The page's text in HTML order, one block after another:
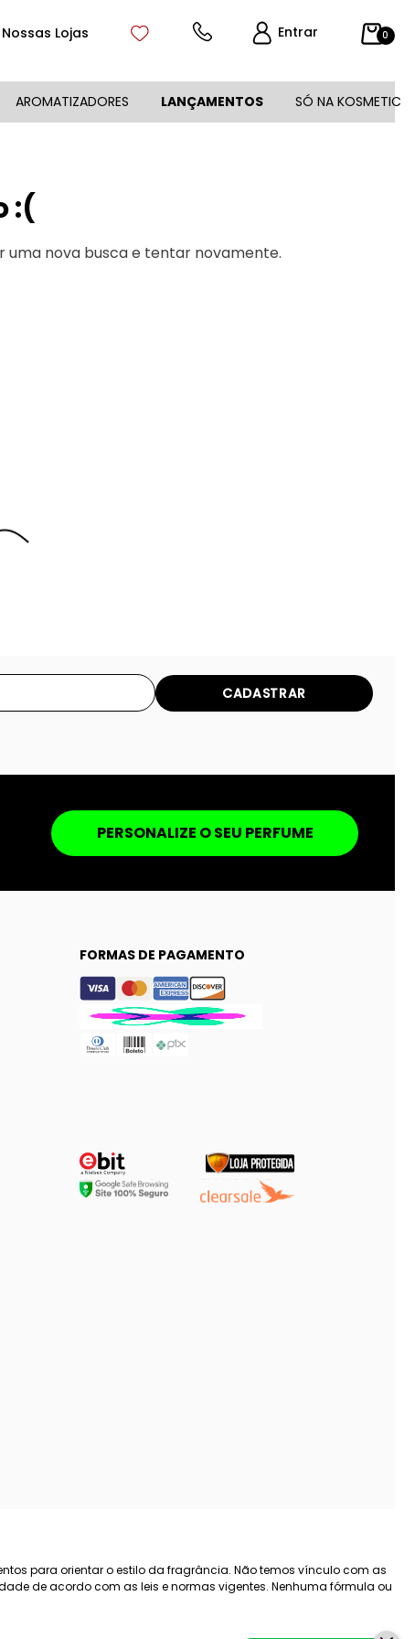
Nossas Lojas Entrar 0
AROMATIZADORES LANÇAMENTOS SÓ NA KOSMETIC
:(
uma nova busca e tentar novamente.
CADASTRAR
PERSONALIZE O SEU PERFUME
FORMAS DE PAGAMENTO
para orientar o estilo da fragrância. Não temos vínculo com as
de acordo com as leis e normas vigentes. Nenhuma fórmula ou